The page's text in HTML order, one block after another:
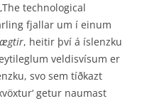
technological
fjallar um í einum
, heitir því á íslenzku
veldisvísum er
svo sem tíðkazt
getur naumast